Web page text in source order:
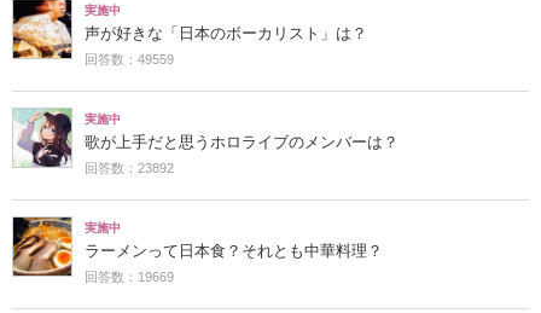
実施中
声が好きな「日本のボーカリスト」は？
回答数：49559
実施中
歌が上手だと思うホロライブのメンバーは？
回答数：23892
実施中
ラーメンって日本食？それとも中華料理？
回答数：19669